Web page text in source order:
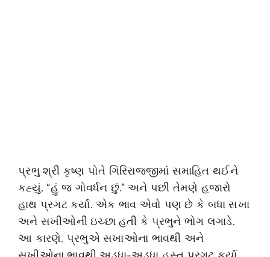
પ્રભુ શ્રી કૃષ્ણ પોતે ગિરિરાજજીમાં સમાહિત થઈને
કહ્યું, “હું જ ગોવર્ધન છું.” અને પછી તેમણે હજારો
હાથ પ્રગટ કર્યા. એક ભાવ એવો પણ છે કે બધા સખા
અને સખીઓની ઇચ્છા હતી કે પ્રભુને ભોગ લગાડે.
આ કારણે, પ્રભુએ સખાઓના ભાવથી અને